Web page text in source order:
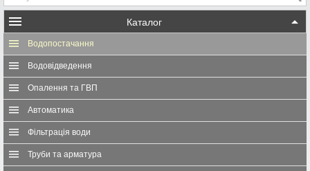
Каталог
Водопостачання
Водовідведення
Опалення та ГВП
Автоматика
Фільтрація води
Труби та арматура